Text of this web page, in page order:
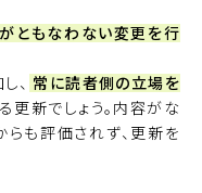
ともなわない変更を行
、 常に読者側の立場を
更新でしょう。内容がな
も評価されず、更新を